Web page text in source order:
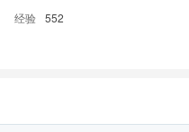
经验 552